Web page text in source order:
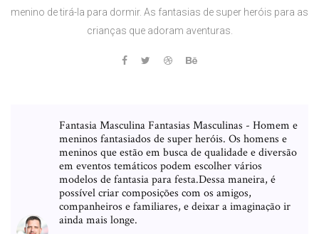
menino de tirá-la para dormir. As fantasias de super heróis para as
crianças que adoram aventuras.
Fantasia Masculina Fantasias Masculinas - Homem e
meninos fantasiados de super heróis. Os homens e
meninos que estão em busca de qualidade e diversão
em eventos temáticos podem escolher vários
modelos de fantasia para festa.Dessa maneira, é
possível criar composições com os amigos,
companheiros e familiares, e deixar a imaginação ir
ainda mais longe.